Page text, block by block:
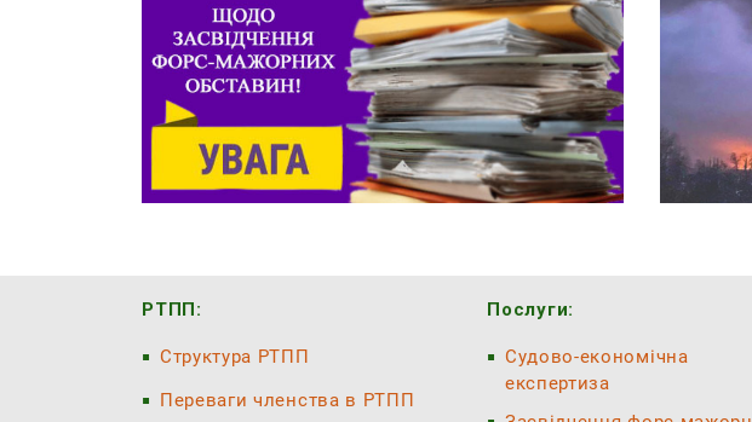
РТПП:
Структура РТПП
Переваги членства в РТПП
Послуги:
Судово-економічна
експертиза